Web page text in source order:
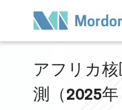
アフリカ
測（2025年